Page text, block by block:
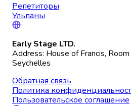
Репетиторы
Ульпаны
Early Stage LTD.
Address: House of Francis,
Seychelles
Обратная связь
Политика
Пользовательское соглашение